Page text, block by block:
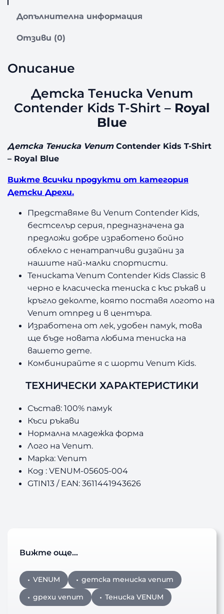
Допълнителна информация
Отзиви (0)
Описание
Детска Тениска Venum
Contender Kids T-Shirt – Royal
Blue
Детска Тениска VenumContender Kids T-Shirt
– Royal Blue
Вижте всички продукти от категория
Детски Дрехи.
Представяме ви Venum Contender Kids,
бестселър серия, предназначена да
предложи добре изработено бойно
облекло с ненатрапчиви дизайни за
нашите най-малки спортисти.
Тениската Venum Contender Kids Classic в
черно е класическа тениска с къс ръкав и
кръгло деколте, която поставя логото на
Venum отпред и в центъра.
Изработена от лек, удобен памук, това
ще бъде новата любима тениска на
вашето дете.
Комбинирайте я с шорти Venum Kids.
ТЕХНИЧЕСКИ ХАРАКТЕРИСТИКИ
Състав: 100% памук
Къси ръкави
Нормална младежка форма
Лого на Venum.
Марка: Venum
Код : VENUM-05605-004
GTIN13 / EAN: 3611441943626
Вижте още…
VENUM
детска тениска venum
дрехи venum
Тениска VENUM